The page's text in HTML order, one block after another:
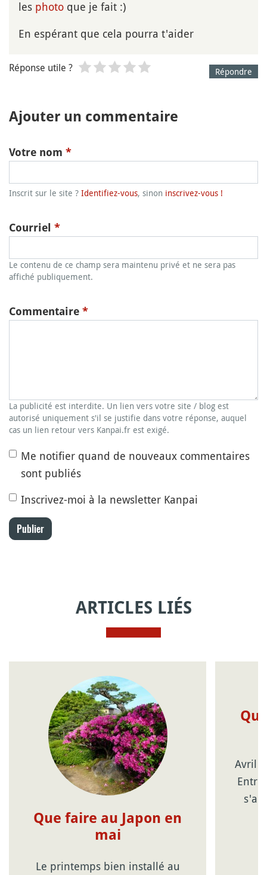
les photo que je fait :)
En espérant que cela pourra t'aider
Répondre
Réponse utile ?
Ajouter un commentaire
Votre nom *
Inscrit sur le site ? Identifiez-vous, sinon inscrivez-vous !
Courriel *
Le contenu de ce champ sera maintenu privé et ne sera pas
affiché publiquement.
Commentaire *
La publicité est interdite. Un lien vers votre site / blog est
autorisé uniquement s'il se justifie dans votre réponse, auquel
cas un lien retour vers Kanpai.fr est exigé.
Me notifier quand de nouveaux commentaires
sont publiés
Inscrivez-moi à la newsletter Kanpai
Publier
ARTICLES LIÉS
Que faire au Japon en
mai
Le printemps bien installé au
Avril
Entre